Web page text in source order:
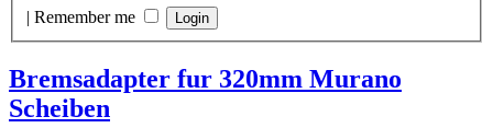
| Remember me
Bremsadapter fur 320mm Murano
Scheiben